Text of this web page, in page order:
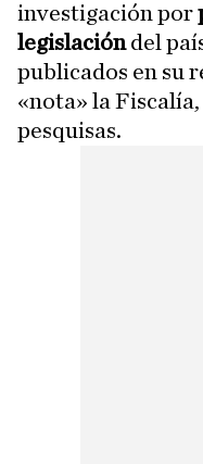
investigación por
legislacióndel
publicados en su
«nota» la
pesquisas.